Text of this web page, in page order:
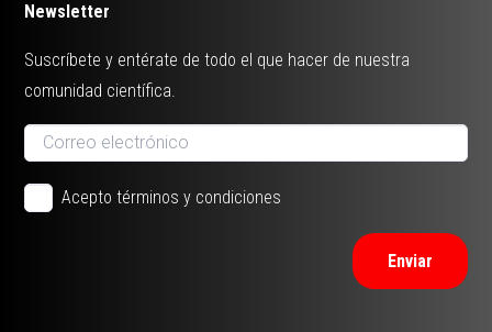
Newsletter
Suscríbete y entérate de todo el que hacer de nuestra
comunidad científica.
Acepto términos y condiciones
Enviar